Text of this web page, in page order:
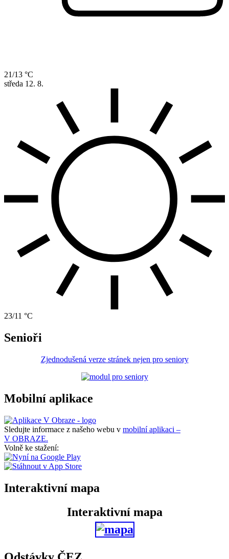
21/13 °C
středa 12. 8.
23/11 °C
Senioři
Zjednodušená verze stránek nejen pro seniory
Mobilní aplikace
Sledujte informace z našeho webu v mobilní aplikaci –
V OBRAZE.
Volně ke stažení:
Interaktivní mapa
Interaktivní mapa